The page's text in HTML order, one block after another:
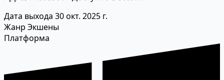
Дата выхода 30 окт. 2025 г.
Жанр Экшены
Платформа